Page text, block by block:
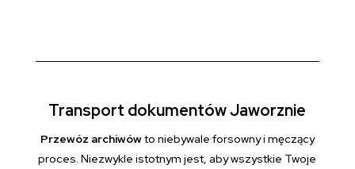
Transport dokumentów Jaworznie
Przewóz archiwówto niebywale forsowny i męczący
proces. Niezwykle istotnym jest, aby wszystkie Twoje